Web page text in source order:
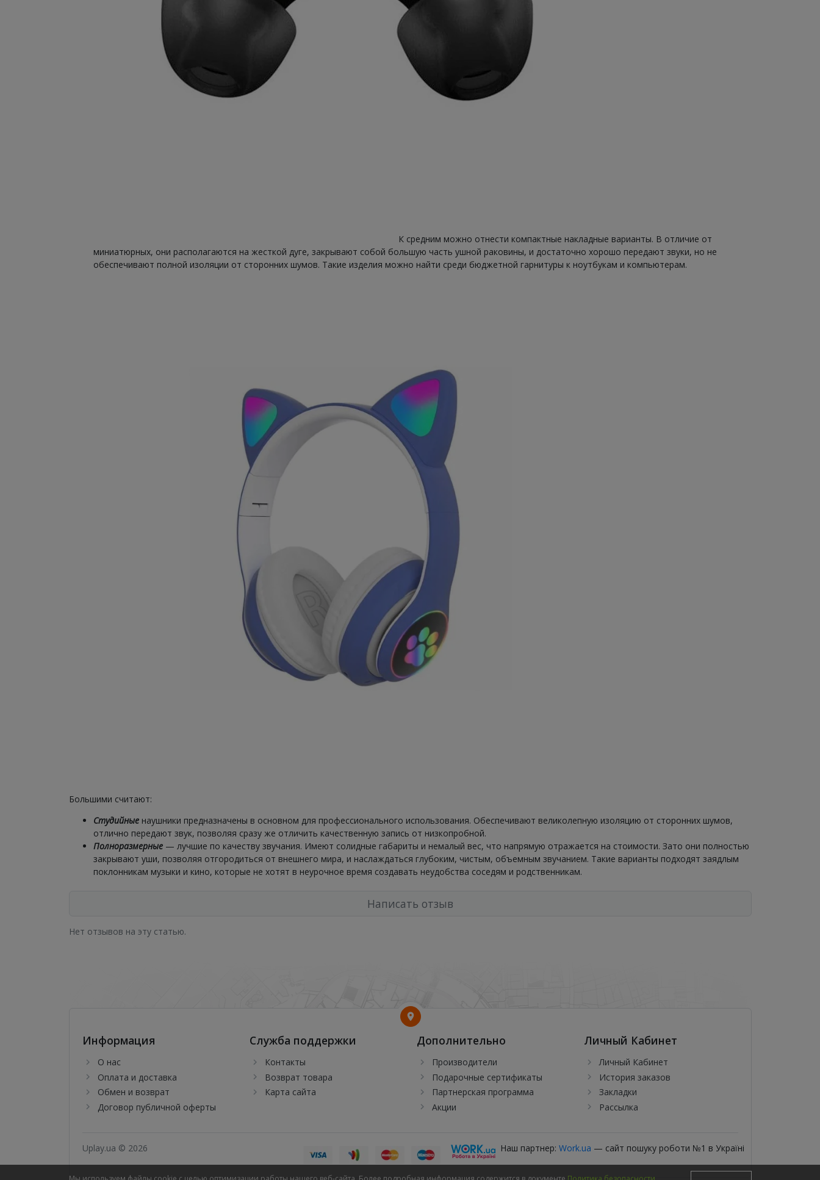
К средним можно отнести компактные накладные варианты. В отличие от
миниатюрных, они располагаются на жесткой дуге, закрывают собой большую часть ушной раковины, и достаточно хорошо передают звуки, но не
обеспечивают полной изоляции от сторонних шумов. Такие изделия можно найти среди бюджетной гарнитуры к ноутбукам и компьютерам.
Большими считают:
Студийныенаушники предназначены в основном для профессионального использования. Обеспечивают великолепную изоляцию от сторонних шумов,
отлично передают звук, позволяя сразу же отличить качественную запись от низкопробной.
Полноразмерные— лучшие по качеству звучания. Имеют солидные габариты и немалый вес, что напрямую отражается на стоимости. Зато они полностью
закрывают уши, позволяя отгородиться от внешнего мира, и наслаждаться глубоким, чистым, объемным звучанием. Такие варианты подходят заядлым
поклонникам музыки и кино, которые не хотят в неурочное время создавать неудобства соседям и родственникам.
Написать отзыв
Нет отзывов на эту статью.
Информация
О нас
Оплата и доставка
Обмен и возврат
Договор публичной оферты
Служба поддержки
Контакты
Возврат товара
Карта сайта
Дополнительно
Производители
Подарочные сертификаты
Партнерская программа
Акции
Личный Кабинет
Личный Кабинет
История заказов
Закладки
Рассылка
Uplay.ua © 2026 Наш партнер: Work.ua — сайт пошуку роботи №1 в Україні